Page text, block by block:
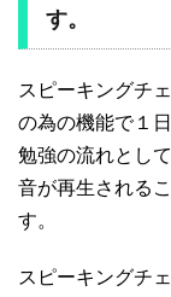
す。
スピーキングチ
の為の機能で１
勉強の流れとし
音が再生される
す。
スピーキングチ